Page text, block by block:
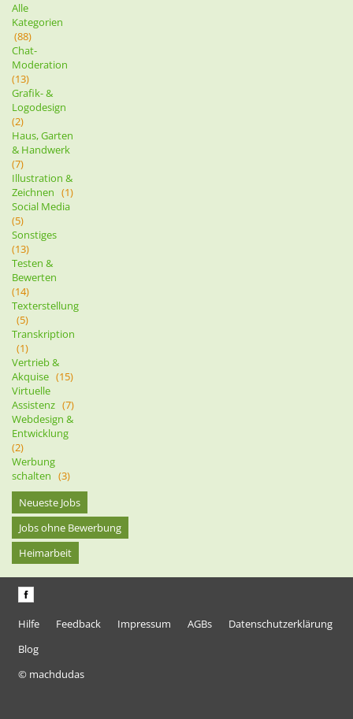
Alle
Kategorien
(88)
Chat-
Moderation
(13)
Grafik- &
Logodesign
(2)
Haus, Garten
& Handwerk
(7)
Illustration &
Zeichnen (1)
Social Media
(5)
Sonstiges
(13)
Testen &
Bewerten
(14)
Texterstellung
(5)
Transkription
(1)
Vertrieb &
Akquise (15)
Virtuelle
Assistenz (7)
Webdesign &
Entwicklung
(2)
Werbung
schalten (3)
Neueste Jobs
Jobs ohne Bewerbung
Heimarbeit
Hilfe Feedback Impressum AGBs
Datenschutzerklärung
Blog
© machdudas